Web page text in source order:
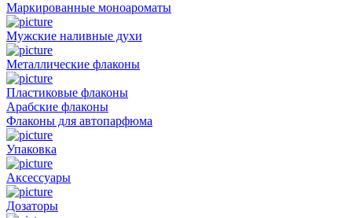
Маркированные моноароматы
Мужские наливные духи
Металлические флаконы
Пластиковые флаконы
Арабские флаконы
Флаконы для автопарфюма
Упаковка
Аксессуары
Дозаторы